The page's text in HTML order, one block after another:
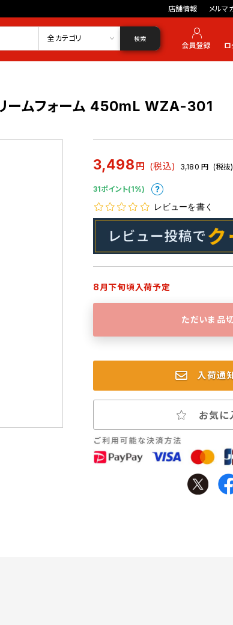
店舗情報 メルマ
全カテゴリ 検索
ームフォーム 450mL WZA-301
3,498 円 (税込) 3,180 円 (税抜)
31ポイント(1%)
レビューを書く
8月下旬頃入荷予定
ただいま品
入荷通
お気に